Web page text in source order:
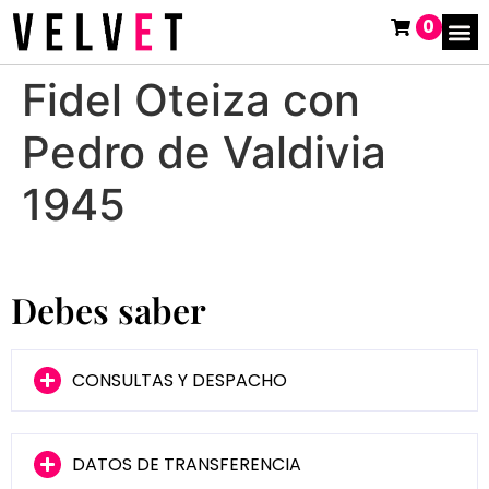
0
Fidel Oteiza con
Pedro de Valdivia
1945
Debes saber
CONSULTAS Y DESPACHO
DATOS DE TRANSFERENCIA